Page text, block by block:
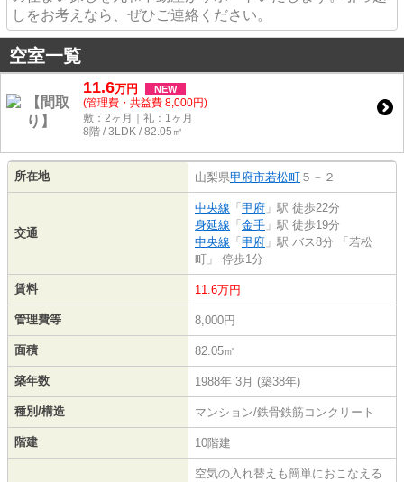
しをお考えなら、ぜひご連絡ください。
空室一覧
11.6万円 NEW
(管理費・共益費 8,000円)
敷：2ヶ月｜礼：1ヶ月
8階 / 3LDK / 82.05㎡
所在地 山梨県甲府市若松町 ５－２
交通
中央線 「 甲府 」駅 徒歩22分
身延線 「 金手 」駅 徒歩19分
中央線 「 甲府 」駅 バス8分 「若松
町」 停歩1分
賃料 11.6万円
管理費等 8,000円
面積 82.05㎡
築年数 1988年 3月 (築38年)
種別/構造 マンション/鉄骨鉄筋コンクリート
階建 10階建
空気の入れ替えも簡単におこなえる